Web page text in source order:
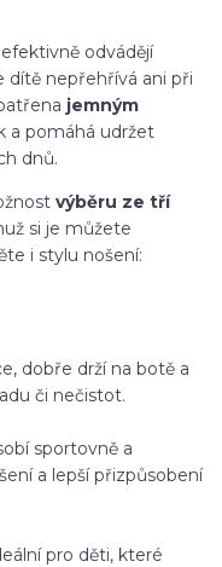
odvádějí
dítě nepřehřívá ani při
jemným
a pomáhá udržet
dnů.
výběru ze tří
si je můžete
i stylu nošení:
dobře drží na botě a
či nečistot.
sportovně a
a lepší přizpůsobení
pro děti, které